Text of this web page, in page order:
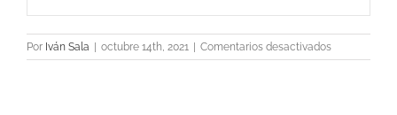
Por Iván Sala octubre 14th, 2021 Comentarios desactivadosen
24